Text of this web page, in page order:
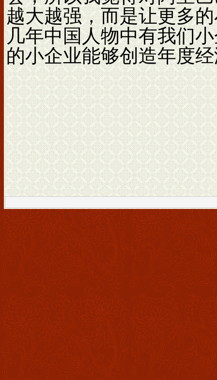
越大越强，而是让更多
几年中国人物中有我们
的小企业能够创造年度